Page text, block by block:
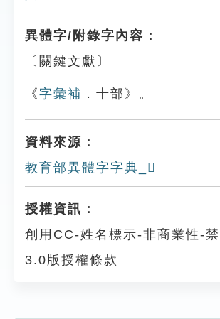
異體字/附錄字內容：
〔關鍵文獻〕
《字彙補 ．十部》。
資料來源：
教育部異體字字典_𠦛
授權資訊：
創用CC-姓名標示-非商業性-
3.0版授權條款